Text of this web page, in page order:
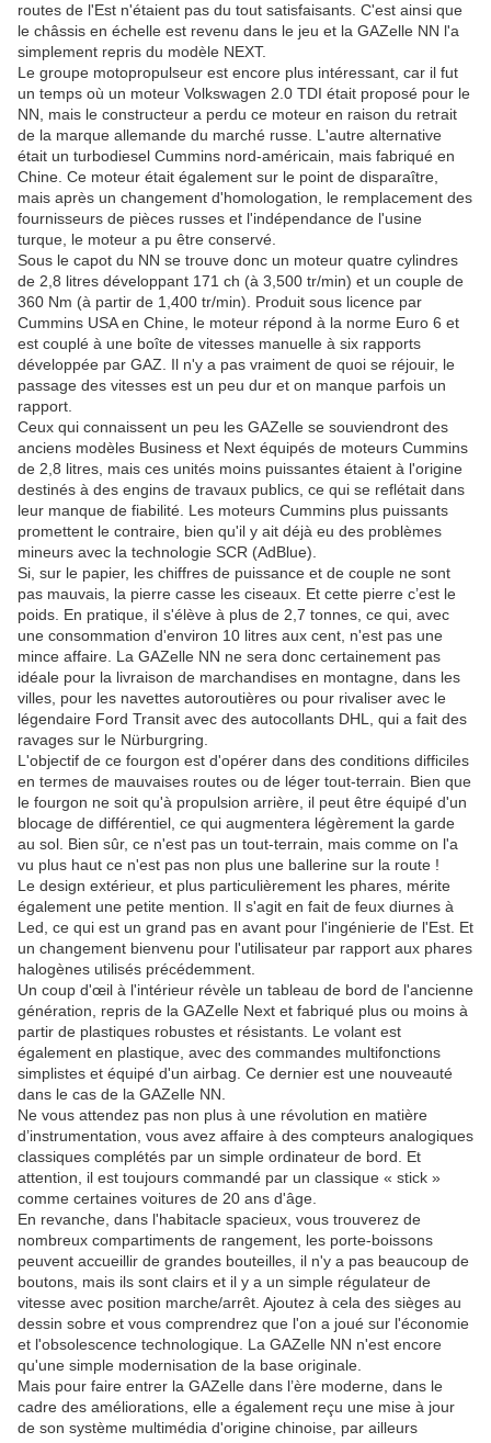
routes de l'Est n'étaient pas du tout satisfaisants. C'est ainsi que
le châssis en échelle est revenu dans le jeu et la GAZelle NN l'a
simplement repris du modèle NEXT.
Le groupe motopropulseur est encore plus intéressant, car il fut
un temps où un moteur Volkswagen 2.0 TDI était proposé pour le
NN, mais le constructeur a perdu ce moteur en raison du retrait
de la marque allemande du marché russe. L'autre alternative
était un turbodiesel Cummins nord-américain, mais fabriqué en
Chine. Ce moteur était également sur le point de disparaître,
mais après un changement d'homologation, le remplacement des
fournisseurs de pièces russes et l'indépendance de l'usine
turque, le moteur a pu être conservé.
Sous le capot du NN se trouve donc un moteur quatre cylindres
de 2,8 litres développant 171 ch (à 3,500 tr/min) et un couple de
360 Nm (à partir de 1,400 tr/min). Produit sous licence par
Cummins USA en Chine, le moteur répond à la norme Euro 6 et
est couplé à une boîte de vitesses manuelle à six rapports
développée par GAZ. Il n'y a pas vraiment de quoi se réjouir, le
passage des vitesses est un peu dur et on manque parfois un
rapport.
Ceux qui connaissent un peu les GAZelle se souviendront des
anciens modèles Business et Next équipés de moteurs Cummins
de 2,8 litres, mais ces unités moins puissantes étaient à l'origine
destinés à des engins de travaux publics, ce qui se reflétait dans
leur manque de fiabilité. Les moteurs Cummins plus puissants
promettent le contraire, bien qu'il y ait déjà eu des problèmes
mineurs avec la technologie SCR (AdBlue).
Si, sur le papier, les chiffres de puissance et de couple ne sont
pas mauvais, la pierre casse les ciseaux. Et cette pierre c’est le
poids. En pratique, il s'élève à plus de 2,7 tonnes, ce qui, avec
une consommation d'environ 10 litres aux cent, n'est pas une
mince affaire. La GAZelle NN ne sera donc certainement pas
idéale pour la livraison de marchandises en montagne, dans les
villes, pour les navettes autoroutières ou pour rivaliser avec le
légendaire Ford Transit avec des autocollants DHL, qui a fait des
ravages sur le Nürburgring.
L'objectif de ce fourgon est d'opérer dans des conditions difficiles
en termes de mauvaises routes ou de léger tout-terrain. Bien que
le fourgon ne soit qu'à propulsion arrière, il peut être équipé d'un
blocage de différentiel, ce qui augmentera légèrement la garde
au sol. Bien sûr, ce n'est pas un tout-terrain, mais comme on l'a
vu plus haut ce n'est pas non plus une ballerine sur la route !
Le design extérieur, et plus particulièrement les phares, mérite
également une petite mention. Il s'agit en fait de feux diurnes à
Led, ce qui est un grand pas en avant pour l'ingénierie de l'Est. Et
un changement bienvenu pour l'utilisateur par rapport aux phares
halogènes utilisés précédemment.
Un coup d'œil à l'intérieur révèle un tableau de bord de l'ancienne
génération, repris de la GAZelle Next et fabriqué plus ou moins à
partir de plastiques robustes et résistants. Le volant est
également en plastique, avec des commandes multifonctions
simplistes et équipé d'un airbag. Ce dernier est une nouveauté
dans le cas de la GAZelle NN.
Ne vous attendez pas non plus à une révolution en matière
d’instrumentation, vous avez affaire à des compteurs analogiques
classiques complétés par un simple ordinateur de bord. Et
attention, il est toujours commandé par un classique « stick »
comme certaines voitures de 20 ans d'âge.
En revanche, dans l'habitacle spacieux, vous trouverez de
nombreux compartiments de rangement, les porte-boissons
peuvent accueillir de grandes bouteilles, il n'y a pas beaucoup de
boutons, mais ils sont clairs et il y a un simple régulateur de
vitesse avec position marche/arrêt. Ajoutez à cela des sièges au
dessin sobre et vous comprendrez que l'on a joué sur l'économie
et l'obsolescence technologique. La GAZelle NN n'est encore
qu'une simple modernisation de la base originale.
Mais pour faire entrer la GAZelle dans l’ère moderne, dans le
cadre des améliorations, elle a également reçu une mise à jour
de son système multimédia d'origine chinoise, par ailleurs